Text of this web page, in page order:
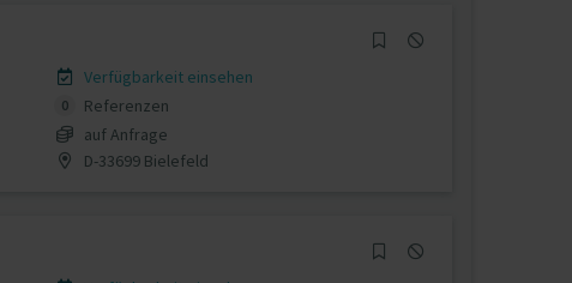
Verfügbarkeit einsehen
0
Referenzen
auf Anfrage
D-33699 Bielefeld